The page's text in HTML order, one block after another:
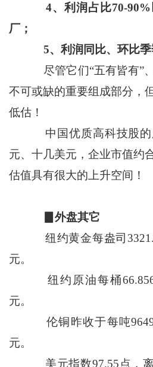
4、利润占比70-90%
厂；
5、利润同比、环比季
尽管它们“五有皆有”、
不可或缺的重要组成部分，
低估！
中国优质高科技股的
元、十几美元，企业市值约
估值具有很大的上升空间！
▊外盘其它
纽约黄金每盎司
元。
纽约原油每桶66.856
元。
伦铜昨收于每吨
元。
美元指数97.55点，离